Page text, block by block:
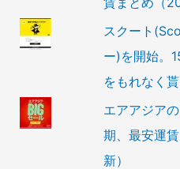
スクート
ー)を開始。
をもれなく
エアアジア
期、最安運
新）